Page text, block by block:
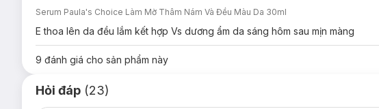
Serum Paula's Choice Làm Mờ Thâm Nám Và Đều Màu Da 30ml
E thoa lên da đều lắm kết hợp Vs dương ẩm da sáng hôm sau mịn màng
9 đánh giá cho sản phẩm này
Hỏi đáp (23)